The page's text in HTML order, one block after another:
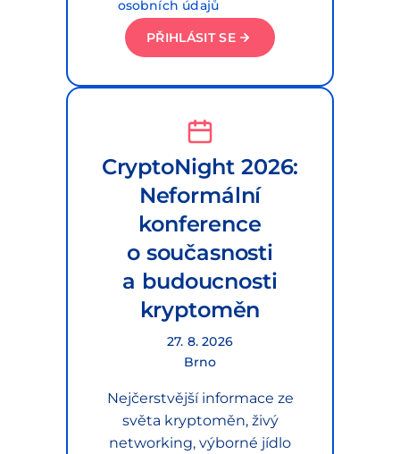
osobních údajů
PŘIHLÁSIT SE
CryptoNight 2026:
Neformální
konference
o současnosti
a budoucnosti
kryptoměn
27. 8. 2026
Brno
Nejčerstvější informace ze
světa kryptoměn, živý
networking, výborné jídlo